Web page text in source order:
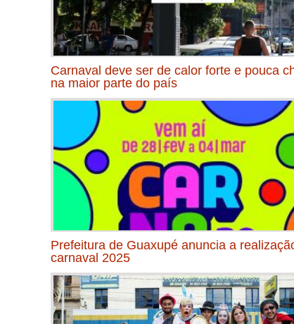
Carnaval deve ser de calor forte e pouca
na maior parte do país
Prefeitura de Guaxupé anuncia a
carnaval 2025